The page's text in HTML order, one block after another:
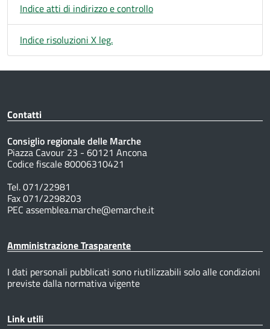
Indice atti di indirizzo e controllo
Indice risoluzioni X leg.
Contatti
Consiglio regionale delle Marche
Piazza Cavour 23 - 60121 Ancona
Codice fiscale 80006310421
Tel. 071/22981
Fax 071/2298203
PEC assemblea.marche@emarche.it
Amministrazione Trasparente
I dati personali pubblicati sono riutilizzabili solo alle condizioni
previste dalla normativa vigente
Link utili